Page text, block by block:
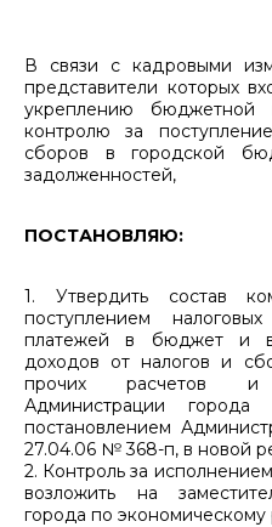
В связи с кадровыми
представители которых
укреплению бюджетной
контролю за
сборов в городской
задолженностей,
ПОСТАНОВЛЯЮ:
1. Утвердить состав
поступлением
платежей в бюджет и
доходов от налогов и
прочих расчетов и
Администрации города
постановлением
27.04.06 № 368-п, в новой
2. Контроль за
возложить на
города по